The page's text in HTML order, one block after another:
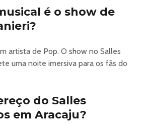
pode esperar os
afetiva do público brasileiro.
novo cenário, figurinos
conduz a plateia por uma verdadeira
atmosfera inspirada nas grandes
é o show de
artista de Pop. O show no Salles
uma noite imersiva para os fãs do
do Salles
em Aracaju?